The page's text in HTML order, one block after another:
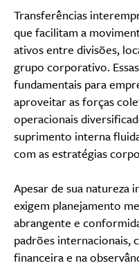
Transferências
que facilitam a
ativos entre divisões,
grupo corporativo.
fundamentais para
aproveitar as forças
operacionais
suprimento interna
com as estratégias
Apesar de sua natureza
exigem planejamento
abrangente e
padrões internacionais,
financeira e na